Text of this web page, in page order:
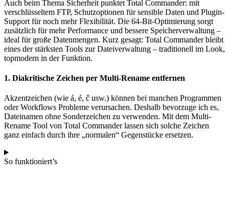
Auch beim Thema Sicherheit punktet Total Commander: mit
verschlüsseltem FTP, Schutzoptionen für sensible Daten und Plugin-
Support für noch mehr Flexibilität. Die 64-Bit-Optimierung sorgt
zusätzlich für mehr Performance und bessere Speicherverwaltung –
ideal für große Datenmengen. Kurz gesagt: Total Commander bleibt
eines der stärksten Tools zur Dateiverwaltung – traditionell im Look,
topmodern in der Funktion.
1. Diakritische Zeichen per Multi-Rename entfernen
Akzentzeichen (wie á, é, č usw.) können bei manchen Programmen
oder Workflows Probleme verursachen. Deshalb bevorzuge ich es,
Dateinamen ohne Sonderzeichen zu verwenden. Mit dem Multi-
Rename Tool von Total Commander lassen sich solche Zeichen
ganz einfach durch ihre „normalen“ Gegenstücke ersetzen.
So funktioniert’s